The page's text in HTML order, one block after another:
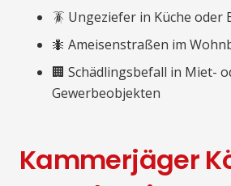
🪳 Ungeziefer in Küche oder
🐜 Ameisenstraßen im
🏢 Schädlingsbefall in Miet-
Gewerbeobjekten
Kammerjäger